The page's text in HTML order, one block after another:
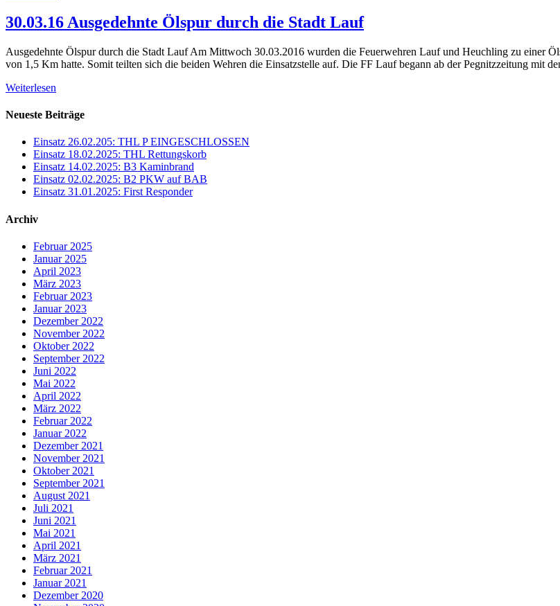
30.03.16 Ausgedehnte Ölspur durch die Stadt Lauf
Ausgedehnte Ölspur durch die Stadt Lauf Am Mittwoch 30.03.2016 wurden die Feuerwehren Lauf und Heuchling zu einer
von 1,5 Km hatte. Somit teilten sich die beiden Wehren die Einsatzstelle auf. Die FF Lauf begann ab der Pegnitzzeitung mit
Weiterlesen
Neueste Beiträge
Einsatz 26.02.205: THL P EINGESCHLOSSEN
Einsatz 18.02.2025: THL Rettungskorb
Einsatz 14.02.2025: B3 Kaminbrand
Einsatz 02.02.2025: B2 PKW auf BAB
Einsatz 31.01.2025: First Responder
Archiv
Februar 2025
Januar 2025
April 2023
März 2023
Februar 2023
Januar 2023
Dezember 2022
November 2022
Oktober 2022
September 2022
Juni 2022
Mai 2022
April 2022
März 2022
Februar 2022
Januar 2022
Dezember 2021
November 2021
Oktober 2021
September 2021
August 2021
Juli 2021
Juni 2021
Mai 2021
April 2021
März 2021
Februar 2021
Januar 2021
Dezember 2020